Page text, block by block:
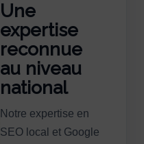
Une
expertise
reconnue
au niveau
national
Notre expertise en
SEO local et Google